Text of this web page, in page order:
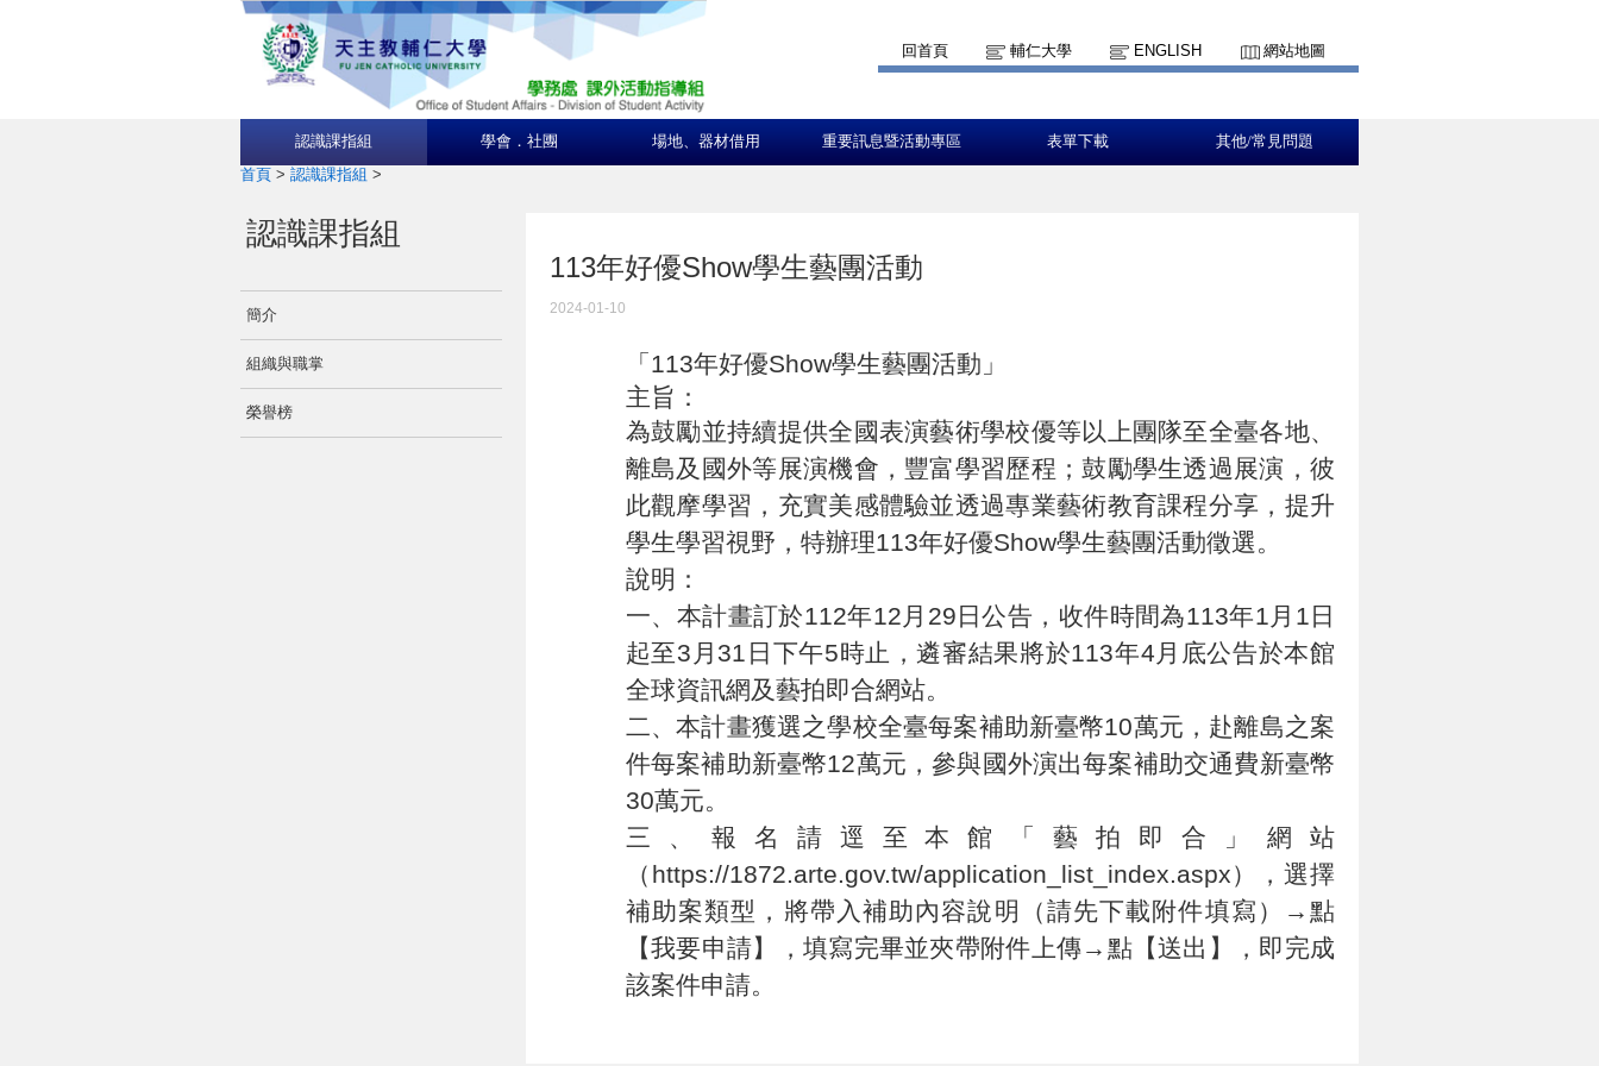
回首頁 輔仁大學 ENGLISH 網站地圖
認識課指組 學會．社團 場地、器材借用 重要訊息暨活動專區 表單下載 其他/常見問題
首頁 > 認識課指組 >
認識課指組
簡介
組織與職掌
榮譽榜
113年好優Show學生藝團活動
2024-01-10
「113年好優Show學生藝團活動」
主旨：
為鼓勵並持續提供全國表演藝術學校優等以上團隊至全臺各地、
離島及國外等展演機會，豐富學習歷程；鼓勵學生透過展演，彼
此觀摩學習，充實美感體驗並透過專業藝術教育課程分享，提升
學生學習視野，特辦理113年好優Show學生藝團活動徵選。
說明：
一、本計畫訂於112年12月29日公告，收件時間為113年1月1日
起至3月31日下午5時止，遴審結果將於113年4月底公告於本館
全球資訊網及藝拍即合網站。
二、本計畫獲選之學校全臺每案補助新臺幣10萬元，赴離島之案
件每案補助新臺幣12萬元，參與國外演出每案補助交通費新臺幣
30萬元。
三、報名請逕至本館「藝拍即合」網站
（https://1872.arte.gov.tw/application_list_index.aspx），選擇
補助案類型，將帶入補助內容說明（請先下載附件填寫）→點
【我要申請】，填寫完畢並夾帶附件上傳→點【送出】，即完成
該案件申請。